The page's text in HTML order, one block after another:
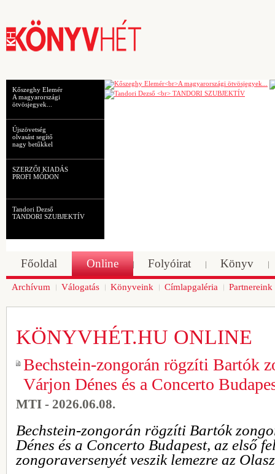
Kőszeghy Elemér
A magyarországi
ötvösjegyek...
Újszövetség
olvasást segítő
nagy betűkkel
SZERZŐI KIADÁS
PROFI MÓDON
Tandori Dezső
TANDORI SZUBJEKTÍV
Főoldal Online Folyóirat Könyv
Archívum Válogatás Könyveink Címlapgaléria Partnereink
KÖNYVHÉT.HU ONLINE
Bechstein-zongorán rögzíti Bartók
Várjon Dénes és a Concerto
MTI - 2026.06.08.
Bechstein-zongorán rögzíti Bartók
Dénes és a Concerto Budapest, az első
zongoraversenyét veszik lemezre az